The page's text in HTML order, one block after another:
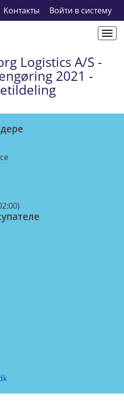
Kонтакты Bойти в систему
Logistics A/S -
2021 -